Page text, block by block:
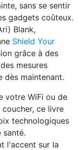
sans se sentir
gadgets coûteux.
Blank,
Shield Your
grâce à des
mesures
dès maintenant.
votre WiFi ou de
ce livre
technologiques
l'accent sur la